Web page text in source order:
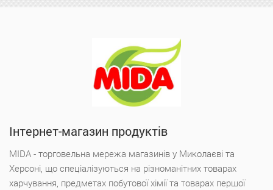
Інтернет-магазин продуктів
MIDA - торговельна мережа магазинів у Миколаєві та
Херсоні, що спеціалізуються на різноманітних товарах
харчування, предметах побутової хімії та товарах першої